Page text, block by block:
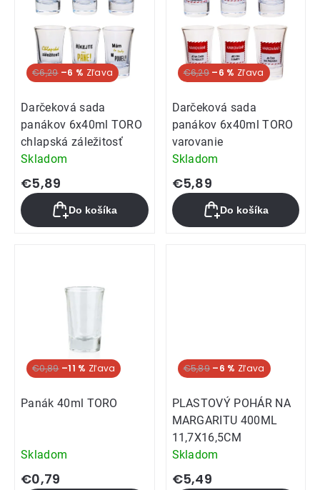
€6,29 –6 %
Darčeková sada
panákov 6x40ml TORO
chlapská záležitosť
Skladom
€5,89
Do košíka
€6,29 –6 %
Darčeková sada
panákov 6x40ml TORO
varovanie
Skladom
€5,89
Do košíka
€0,89 –11 %
Panák 40ml TORO
Skladom
€0,79
€5,89 –6 %
PLASTOVÝ POHÁR NA
MARGARITU 400ML
11,7X16,5CM
Skladom
€5,49